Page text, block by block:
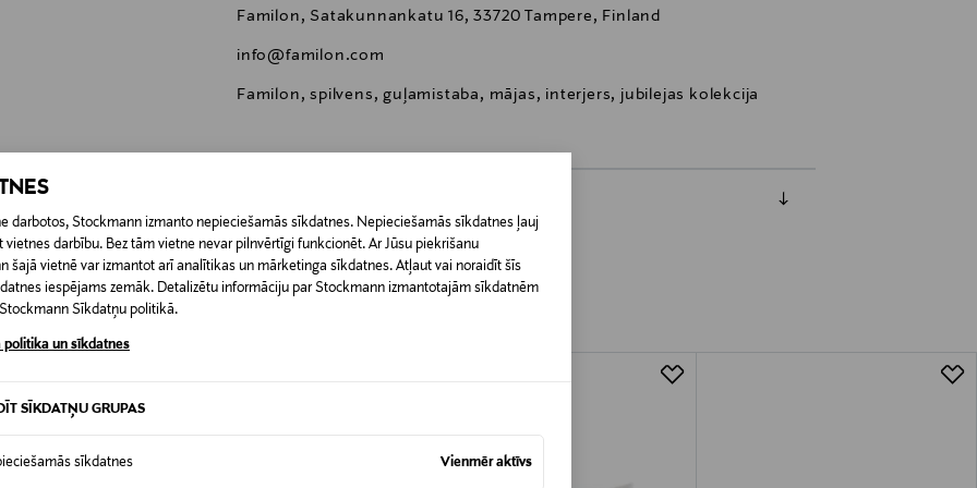
darbotos, Stockmann izmanto nepieciešamās sīkdatnes. Nepieciešamās sīkdatnes ļauj
vietnes darbību. Bez tām vietne nevar pilnvērtīgi funkcionēt. Ar Jūsu piekrišanu
šajā vietnē var izmantot arī analītikas un mārketinga sīkdatnes. Atļaut vai noraidīt šīs
iespējams zemāk. Detalizētu informāciju par Stockmann izmantotajām sīkdatnēm
Sīkdatņu politikā.
politika un sīkdatnes
SĪKDATŅU GRUPAS
sīkdatnes Vienmēr aktīvs
Familon, Satakunnankatu 16, 33720 Tampere, Finland
info@familon.com
Familon, spilvens, guļamistaba, mājas, interjers, jubilejas kolekcija
0,00 €
0,00 € – 4,90 €